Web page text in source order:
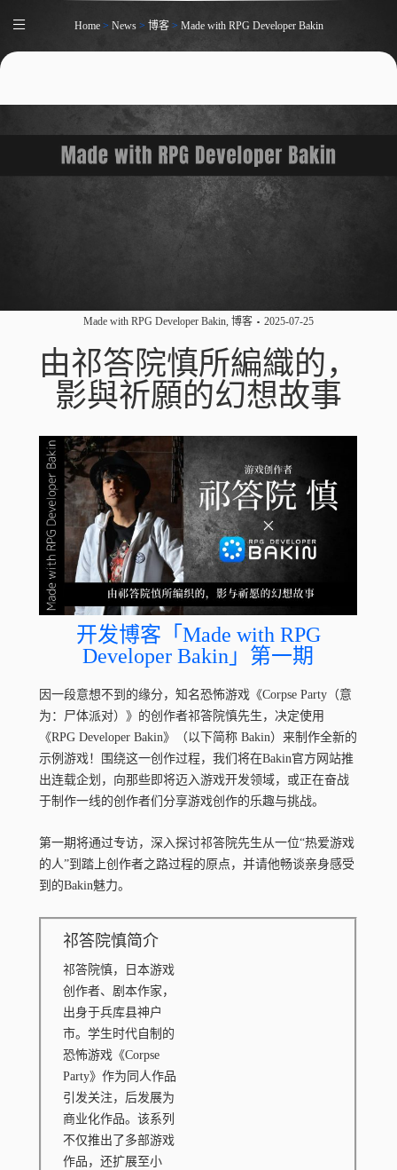
Home> News> 博客> Made with RPG Developer Bakin
Made with RPG Developer Bakin, 博客 2025-07-25
由祁答院慎所編織的，
影與祈願的幻想故事
开发博客「Made with RPG
Developer Bakin」第一期
因一段意想不到的缘分，知名恐怖游戏《Corpse Party（意
为：尸体派对）》的创作者祁答院慎先生，决定使用
《RPG Developer Bakin》（以下简称 Bakin）来制作全新的
示例游戏！围绕这一创作过程，我们将在Bakin官方网站推
出连载企划，向那些即将迈入游戏开发领域，或正在奋战
于制作一线的创作者们分享游戏创作的乐趣与挑战。
第一期将通过专访，深入探讨祁答院先生从一位“热爱游戏
的人”到踏上创作者之路过程的原点，并请他畅谈亲身感受
到的Bakin魅力。
祁答院慎简介
祁答院慎，日本游戏
创作者、剧本作家，
出身于兵库县神户
市。学生时代自制的
恐怖游戏《Corpse
Party》作为同人作品
引发关注，后发展为
商业化作品。该系列
不仅推出了多部游戏
作品，还扩展至小